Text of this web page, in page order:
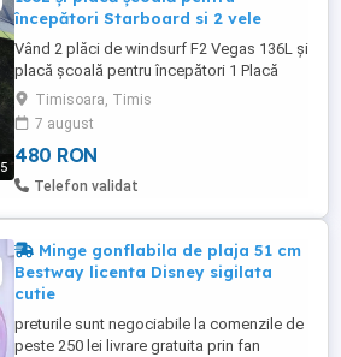
5
începători Starboard si 2 vele
Vând 2 plăci de windsurf F2 Vegas 136L și
placă școală pentru începători 1 Placă
Windsurf F2 Vegas 136L + fină Preț:
480euro Stare: bună, gata de utilizare
Ideală pentru nivel intermediar Volum: 136
litri Opțiuni suplimentare: Placă + rig
complet (velă între 5-7 m ) 800 -900euro ...
Timisoara, Timis
7 august
480 RON
Telefon validat
Minge gonflabila de plaja 51 cm
Bestway licenta Disney sigilata
cutie
preturile sunt negociabile la comenzile de
peste 250 lei livrare gratuita prin fan